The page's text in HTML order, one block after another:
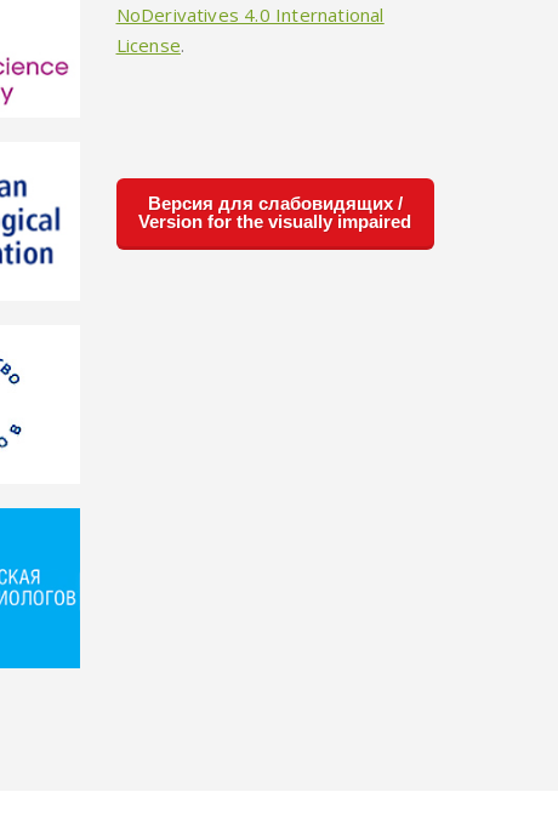
NoDerivatives 4.0 International
License.
Версия для слабовидящих /
Version for the visually impaired